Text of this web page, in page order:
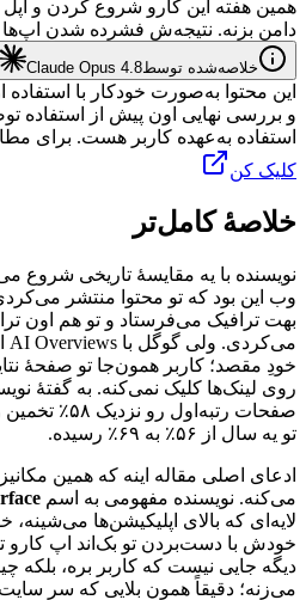
همین هفته این کارو شروع کردن و اپل
دامن بزنه. نتیجه‌ش فشرده شدن اپ‌ها
خلاصه‌شده توسطClaude Opus 4.8
این محتوا به‌صورت خودکار با
و بررسی نهایی اون پیش از استفاده
استفاده به‌عهده کاربر هست. برای
کلیک کن
خلاصهٔ کامل‌تر
نویسنده با یه مقایسهٔ تاریخی شروع
وب این بود که تو محتوا منتشر
بهت ترافیک می‌فرستاد و تو هم اون
می‌کردی. ولی گوگل با AI Overviews
خودِ مقصد؛ کاربر همون‌جا تو صفحهٔ
روی لینک‌ها کلیک نمی‌کنه. به گفتهٔ
صفحات رتبه‌اول رو نزدیک ۵۸٪ تخمین
تو یه سال از ۵۶٪ به ۶۹٪ رسیده.
ادعای اصلی مقاله اینه که همین
می‌کنه. نویسنده مفهومی به اسم
لایه‌ای که بالای اپلیکیشن‌ها می‌شینه،
خودش با دست‌بردن تو بک‌اند اپ کارو
دیگه جایی نیست که کاربر بره، بلکه
می‌زنه؛ دقیقاً همون بلایی که سر